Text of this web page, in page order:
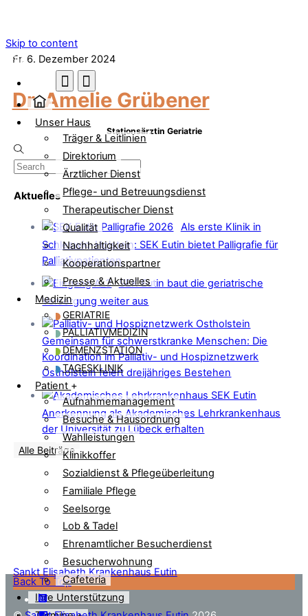
Skip to content
Menu
Unser Haus
Träger & Leitlinien
Direktorium
Ärztlicher Dienst
Pflege- und Betreuungsdienst
Therapeutischer Dienst
Qualität
Nachhaltigkeit
Kooperationspartner
Presse & Aktuelles
Medizin
GERIATRIE
PALLIATIVMEDIZIN
DEMENZSTATION
TAGESKLINIK
Patient +
Aufnahmemanagement
Besuche & Hausordnung
Wahlleistungen
Klinikkoffer
Sozialdienst & Pflegeüberleitung
Familiale Pflege
Seelsorge
Lob & Tadel
Ehrenamtlicher Besucherdienst
Besucherwohnung
Cafeteria
Ihre Unterstützung
Fr. 6. Dezember 2024
Dr. Amelie Grübener
Stationsärztin Geriatrie
Aktuelles
Als erste Klinik in
Schleswig-Holstein: SEK Eutin bietet Palligrafie für
Palliativpatienten
SEK Eutin baut die geriatrische
Versorgung weiter aus
Gemeinsam für schwerstkranke Menschen: Die
Koordination im Palliativ- und Hospiznetzwerk
Ostholstein feiert dreijähriges Bestehen
Anerkennung als Akademisches Lehrkrankenhaus
der Universität zu Lübeck erhalten
Alle Beiträge
Back To Top
Sankt Elisabeth Krankenhaus Eutin